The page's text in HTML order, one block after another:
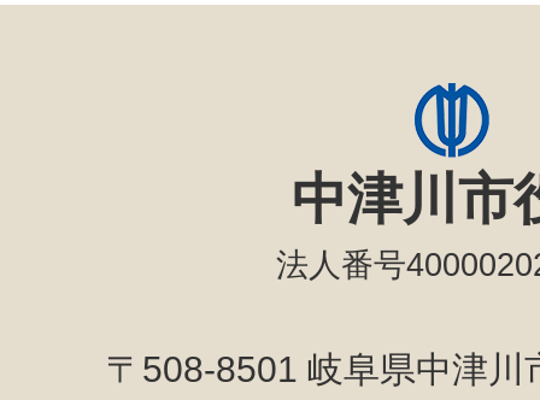
中津川市
法人番号
〒508-8501 岐阜県中津